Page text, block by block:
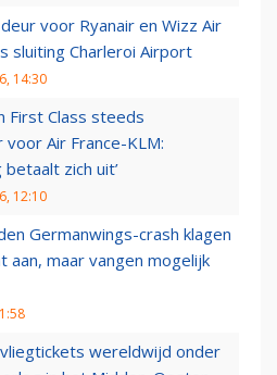
voor Ryanair en Wizz Air
sluiting Charleroi Airport
14:30
First Class steeds
Air France-KLM:
betaalt zich uit’
12:10
Germanwings-crash klagen
aan, maar vangen mogelijk
wereldwijd onder